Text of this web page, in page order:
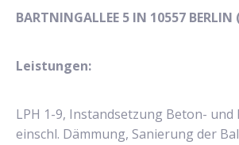
BARTNINGALLEE 5 IN 10557 BERLIN
Leistungen:
LPH 1-9, Instandsetzung Beton- und
einschl. Dämmung, Sanierung der